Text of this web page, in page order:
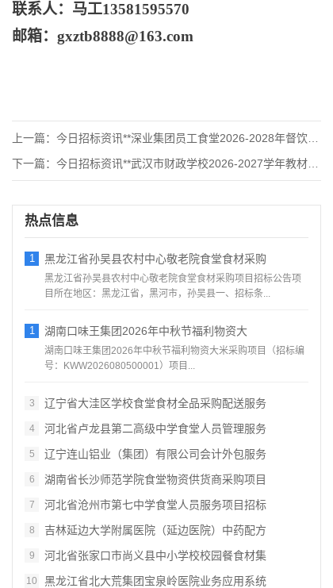
联系人：马工13581595570
邮箱： gxztb8888@163.com
上一篇： 今日招标资讯**深业集团员工食堂2026-2028年督饮服务
下一篇： 今日招标资讯**武汉市财政学校2026-2027学年教材采购
热点信息
1 黑龙江省孙吴县农村中心敬老院食堂食材采购
黑龙江省孙吴县农村中心敬老院食堂食材采购项目招标公告项
目所在地区：黑龙江省，黑河市，孙吴县一、招标条...
1 湖南口味王集团2026年中秋节福利物资大
湖南口味王集团2026年中秋节福利物资大米采购项目（招标编
号：KWW2026080500001）项目...
3 辽宁省大洼区学校食堂食材全品采购配送服务
4 河北省卢龙县第二高级中学食堂人员管理服务
5 辽宁连山铝业（集团）有限公司会计外包服务
6 湖南省长沙师范学院食堂物资供货商采购项目
7 河北省沧州市第七中学食堂人员服务项目招标
8 吉林延边大学附属医院（延边医院）中药配方
9 河北省张家口市尚义县中小学校校园餐食材集
10 黑龙江省北大荒集团宝泉岭医院业务应用系统